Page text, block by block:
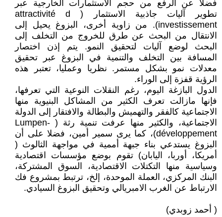
فضلا عن الرفع من حجم الاستثمارات الخارجية عبر
تطوير آليات جاذبية الاستثمار ( attractivité d
investissement). من زاوية أخرى، البزوغ يحيل إلى
الانتقال من البحث عن طرق للخروج من التخلف إلى
البحث لوضع آليات لتحقيق النمو. يتم إذن اختصار
المسافة بين التخلف والتنمية في البزوغ عبر تحقيق
معدلات نمو بشكل مستمر. نظريا وعمليا، تعتبر هذه
الرؤية قفزة إلى الوراء.
الدول البازغة اليوم، رغم النقلات النوعية التي تعرفها،
فإنها مازالت تعرف الكثير من المشاكل البنيوية منها
الاجتماعية كالفقر والتهميش والبطالة والافتقار إلى الدولة
الاجتماعية، والكثير منها عرفت تنمية رثة ( Lumpen-
développement)، كما يرى سمير أمين، فضلا على أن
البزوغ يستدعي بناء جبهة أممية في مواجهة الثالوث (
أمريكا، أوربا، اليابان) تقوم بوضع مؤسسات اقتصادية
وسياسية منها التكتلات الاقتصادية، السوق المشتركة،
البنك المركزي، العملة الموحدة، إلخ، ترتبط بمشروع فك
الارتباط عن الغرب الامبريالي وتحقيق البزوغ السيادي.
( أحمد زوبدي)